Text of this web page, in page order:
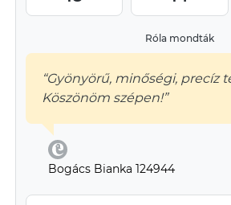
Róla mondták
“Gyönyörű, minőségi, precíz
Köszönöm szépen!”
Bogács Bianka 124944